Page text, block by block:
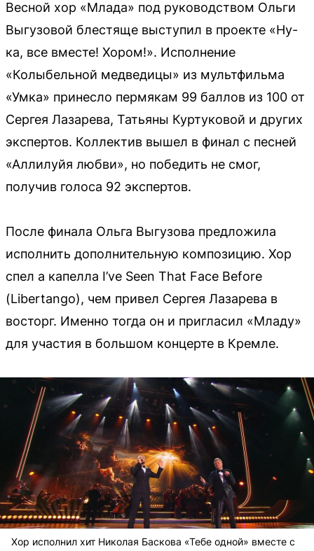
Весной хор «Млада» под руководством Ольги
Выгузовой блестяще выступил в проекте «Ну-
ка, все вместе! Хором!». Исполнение
«Колыбельной медведицы» из мультфильма
«Умка» принесло пермякам 99 баллов из 100 от
Сергея Лазарева, Татьяны Куртуковой и других
экспертов. Коллектив вышел в финал с песней
«Аллилуйя любви», но победить не смог,
получив голоса 92 экспертов.
После финала Ольга Выгузова предложила
исполнить дополнительную композицию. Хор
спел а капелла I’ve Seen That Face Before
(Libertango), чем привел Сергея Лазарева в
восторг. Именно тогда он и пригласил «Младу»
для участия в большом концерте в Кремле.
Хор исполнил хит Николая Баскова «Тебе одной» вместе с